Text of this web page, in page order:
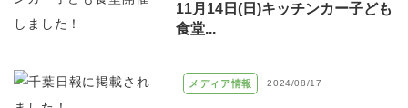
11月14日(日)キッチンカー子ども
食堂...
メディア情報 2024/08/17